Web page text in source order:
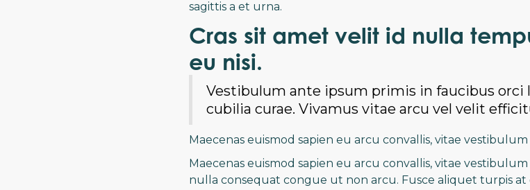
sagittis a et urna.
Cras sit amet velit id nulla
eu nisi.
Vestibulum ante ipsum primis in faucibus orci
cubilia curae. Vivamus vitae arcu vel velit
Maecenas euismod sapien eu arcu convallis, vitae
Maecenas euismod sapien eu arcu convallis, vitae
nulla consequat congue ut non arcu. Fusce aliquet turpis